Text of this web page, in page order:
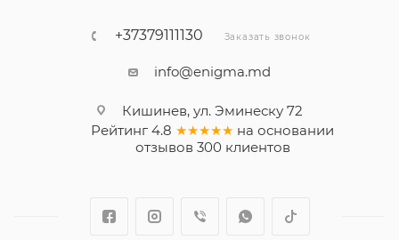
+37379111130 Заказать звонок
info@enigma.md
Кишинев, ул. Эминеску 72
Рейтинг 4.8 ★★★★★ на основании
отзывов 300клиентов